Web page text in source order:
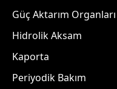
Güç Aktarım Organları
Hidrolik Aksam
Kaporta
Periyodik Bakım